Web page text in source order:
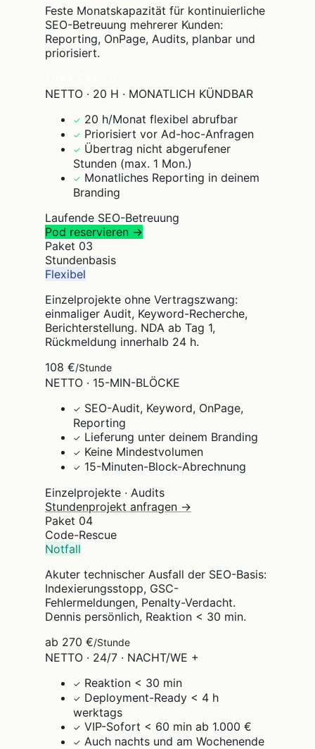
Feste Monatskapazität für kontinuierliche
SEO-Betreuung mehrerer Kunden:
Reporting, OnPage, Audits, planbar und
priorisiert.
NETTO · 20 H · MONATLICH KÜNDBAR
✓ 20 h/Monat flexibel abrufbar
✓ Priorisiert vor Ad-hoc-Anfragen
✓ Übertrag nicht abgerufener
Stunden (max. 1 Mon.)
✓ Monatliches Reporting in deinem
Branding
Laufende SEO-Betreuung
Pod reservieren →
Paket 03
Stundenbasis
Flexibel
Einzelprojekte ohne Vertragszwang:
einmaliger Audit, Keyword-Recherche,
Berichterstellung. NDA ab Tag 1,
Rückmeldung innerhalb 24 h.
108 €/Stunde
NETTO · 15-MIN-BLÖCKE
✓ SEO-Audit, Keyword, OnPage,
Reporting
✓ Lieferung unter deinem Branding
✓ Keine Mindestvolumen
✓ 15-Minuten-Block-Abrechnung
Einzelprojekte · Audits
Stundenprojekt anfragen →
Paket 04
Code-Rescue
Notfall
Akuter technischer Ausfall der SEO-Basis:
Indexierungsstopp, GSC-
Fehlermeldungen, Penalty-Verdacht.
Dennis persönlich, Reaktion < 30 min.
ab 270 €/Stunde
NETTO · 24/7 · NACHT/WE +
✓ Reaktion < 30 min
✓ Deployment-Ready < 4 h
werktags
✓ VIP-Sofort < 60 min ab 1.000 €
✓ Auch nachts und am Wochenende